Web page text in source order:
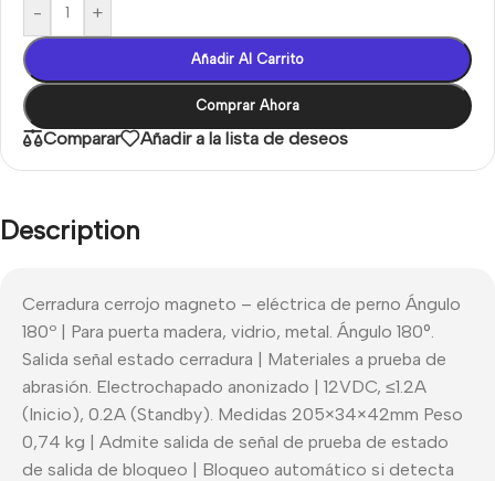
- +
Añadir Al Carrito
Comprar Ahora
Comparar Añadir a la lista de deseos
Description
Cerradura cerrojo magneto – eléctrica de perno Ángulo
180º | Para puerta madera, vidrio, metal. Ángulo 180°.
Salida señal estado cerradura | Materiales a prueba de
abrasión. Electrochapado anonizado | 12VDC, ≤1.2A
(Inicio), 0.2A (Standby). Medidas 205×34×42mm Peso
0,74 kg | Admite salida de señal de prueba de estado
de salida de bloqueo | Bloqueo automático si detecta